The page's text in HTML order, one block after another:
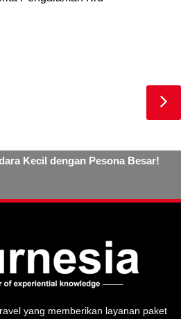
Kecil dengan Pesona Besar!
yang memberikan layanan paket